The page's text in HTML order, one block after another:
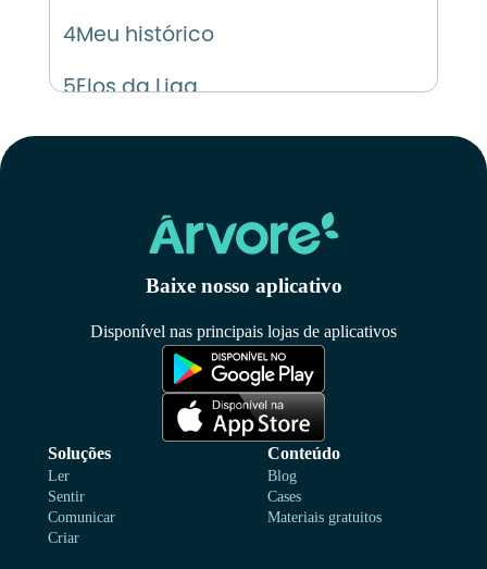
4Meu histórico
5Elos da Liga
6Como ganhar pontos
Baixe nosso aplicativo
Disponível nas principais lojas de aplicativos
Soluções
Ler
Sentir
Comunicar
Criar
Conteúdo
Blog
Cases
Materiais gratuitos